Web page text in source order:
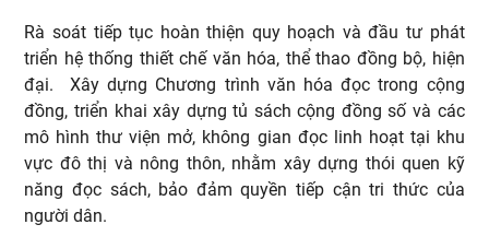
Rà soát tiếp tục hoàn thiện quy hoạch và đầu tư phát
triển hệ thống thiết chế văn hóa, thể thao đồng bộ, hiện
đại. Xây dựng Chương trình văn hóa đọc trong cộng
đồng, triển khai xây dựng tủ sách cộng đồng số và các
mô hình thư viện mở, không gian đọc linh hoạt tại khu
vực đô thị và nông thôn, nhằm xây dựng thói quen kỹ
năng đọc sách, bảo đảm quyền tiếp cận tri thức của
người dân.